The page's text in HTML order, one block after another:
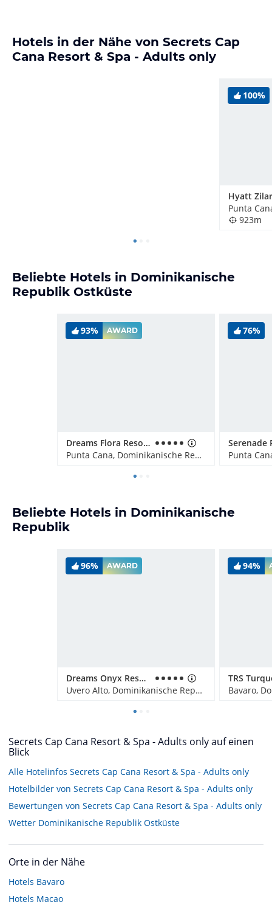
Hotels in der Nähe von Secrets Cap
Cana Resort & Spa - Adults only
100%
923m
Beliebte Hotels in Dominikanische
Republik Ostküste
93% AWARD
Dreams Flora Resort & Spa - All Inclusive
Punta Cana, Dominikanische Republik
76%
Beliebte Hotels in Dominikanische
Republik
96% AWARD
Dreams Onyx Resort & Spa
Uvero Alto, Dominikanische Republik
94%
Bavaro,
Secrets Cap Cana Resort & Spa - Adults only auf einen
Blick
Alle Hotelinfos Secrets Cap Cana Resort & Spa - Adults only
Hotelbilder von Secrets Cap Cana Resort & Spa - Adults only
Bewertungen von Secrets Cap Cana Resort & Spa - Adults only
Wetter Dominikanische Republik Ostküste
Orte in der Nähe
Hotels Bavaro
Hotels Macao